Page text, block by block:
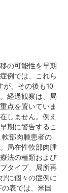
の可能性を早期
例では、これら
が、その後も10
経過観察は、局
点を置いていま
しません。例え
期に警告するこ
部肉腫患者の
局在性軟部肉腫
法の種類および
タイプ、局所再
に個々の症例に
表では、米国